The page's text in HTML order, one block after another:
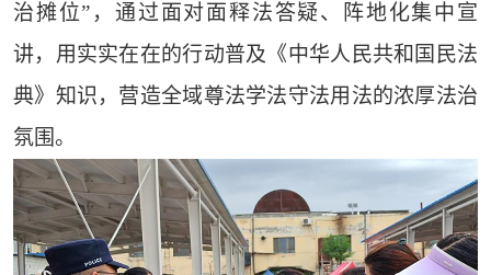
治摊位”，通过面对面释法答疑、阵地化集中宣
讲，用实实在在的行动普及《中华人民共和国民法
典》知识，营造全域尊法学法守法用法的浓厚法治
氛围。